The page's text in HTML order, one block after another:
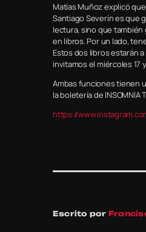
Matías Muñoz explicó
Santiago Severín es que
lectura, sino que
en libros. Por un lado,
Estos dos libros estarán
invitamos el miércoles 17
Ambas funciones tienen
la boletería de
https://
Escrito por